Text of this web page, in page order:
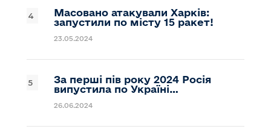
Масовано атакували Харків:
запустили по місту 15 ракет!
23.05.2024
За перші пів року 2024 Росія
випустила по Україні…
26.06.2024